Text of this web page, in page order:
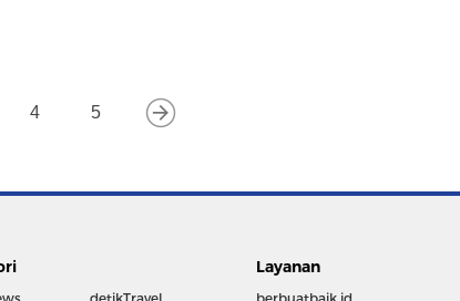
4 5
Layanan